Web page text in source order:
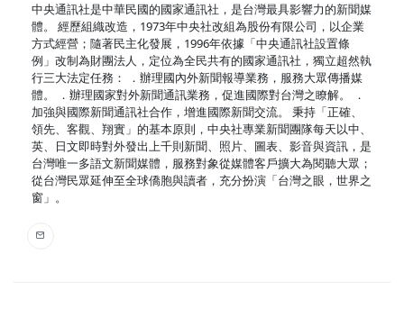
中央通訊社是中華民國的國家通訊社，是台灣最具影響力的新聞媒
體。 經歷組織改造，1973年中央社改組為股份有限公司，以企業
方式經營；隨著民主化發展，1996年依據「中央通訊社設置條
例」改制為財團法人，定位為全民共有的國家通訊社，獨立超然執
行三大法定任務： ．辦理國內外新聞報導業務，服務大眾傳播媒
體。 ．辦理國家對外新聞通訊業務，促進國際對台灣之瞭解。 ．
加強與國際新聞通訊社合作，增進國際新聞交流。 秉持「正確、
領先、客觀、翔實」的基本原則，中央社專業新聞團隊每天以中、
英、日文即時對外發出上千則新聞、照片、圖表、影音與資訊，是
台灣唯一多語文新聞媒體，服務對象從媒體客戶擴大為閱聽大眾；
從台灣民眾延伸至全球僑胞與讀者，充分扮演「台灣之眼，世界之
窗」。